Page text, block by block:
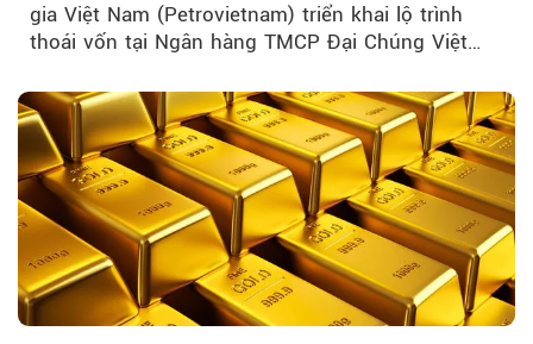
gia Việt Nam (Petrovietnam) triển khai lộ trình
thoái vốn tại Ngân hàng TMCP Đại Chúng Việt